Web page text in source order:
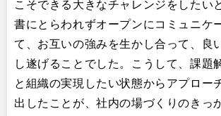
こそできる大きなチャレンジをしたい
書にとらわれずオープンにコミュニケ
て、お互いの強みを生かし合って、良
し遂げることでした。こうして、課題
と組織の実現したい状態からアプロー
出したことが、社内の場づくりのきっ